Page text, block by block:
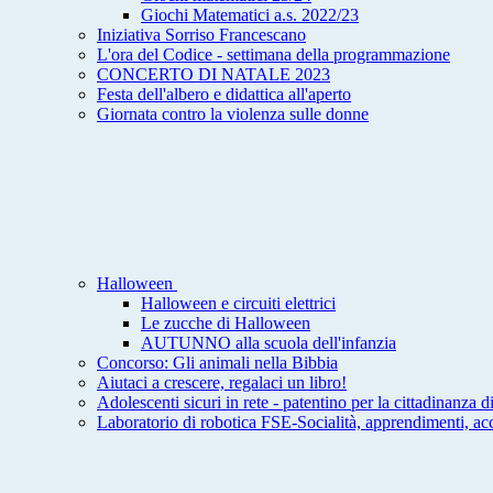
Giochi Matematici a.s. 2022/23
Iniziativa Sorriso Francescano
L'ora del Codice - settimana della programmazione
CONCERTO DI NATALE 2023
Festa dell'albero e didattica all'aperto
Giornata contro la violenza sulle donne
Halloween
Halloween e circuiti elettrici
Le zucche di Halloween
AUTUNNO alla scuola dell'infanzia
Concorso: Gli animali nella Bibbia
Aiutaci a crescere, regalaci un libro!
Adolescenti sicuri in rete - patentino per la cittadinanza
Laboratorio di robotica FSE-Socialità, apprendimenti,